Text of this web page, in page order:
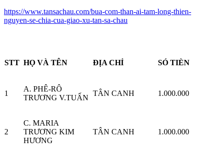
https://www.tansachau.com/bua-com-than-ai-tam-long-thien-
nguyen-se-chia-cua-giao-xu-tan-sa-chau
STT HỌ VÀ TÊN ĐỊA CHỈ SÓ TIÈN
1
A. PHÊ-RÔ
TRƯƠNG V.TUẤN
TÂN CANH 1.000.000
2
C. MARIA
TRƯƠNG KIM
HƯƠNG
TÂN CANH 1.000.000